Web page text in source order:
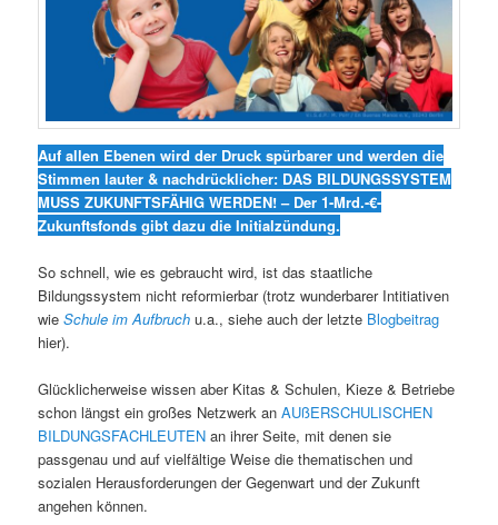
Auf allen Ebenen wird der Druck spürbarer und werden die
Stimmen lauter & nachdrücklicher: DAS BILDUNGSSYSTEM
MUSS ZUKUNFTSFÄHIG WERDEN! – Der 1-Mrd.-€-
Zukunftsfonds gibt dazu die Initialzündung.
So schnell, wie es gebraucht wird, ist das staatliche
Bildungssystem nicht reformierbar (trotz wunderbarer Intitiativen
wieSchule im Aufbruch u.a., siehe auch der letzte Blogbeitrag
hier).
Glücklicherweise wissen aber Kitas & Schulen, Kieze & Betriebe
schon längst ein großes Netzwerk anAUßERSCHULISCHEN
BILDUNGSFACHLEUTEN an ihrer Seite, mit denen sie
passgenau und auf vielfältige Weise die thematischen und
sozialen Herausforderungen der Gegenwart und der Zukunft
angehen können.